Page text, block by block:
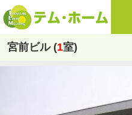
宮前ビル (1室)